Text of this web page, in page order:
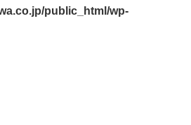
public_html/wp-